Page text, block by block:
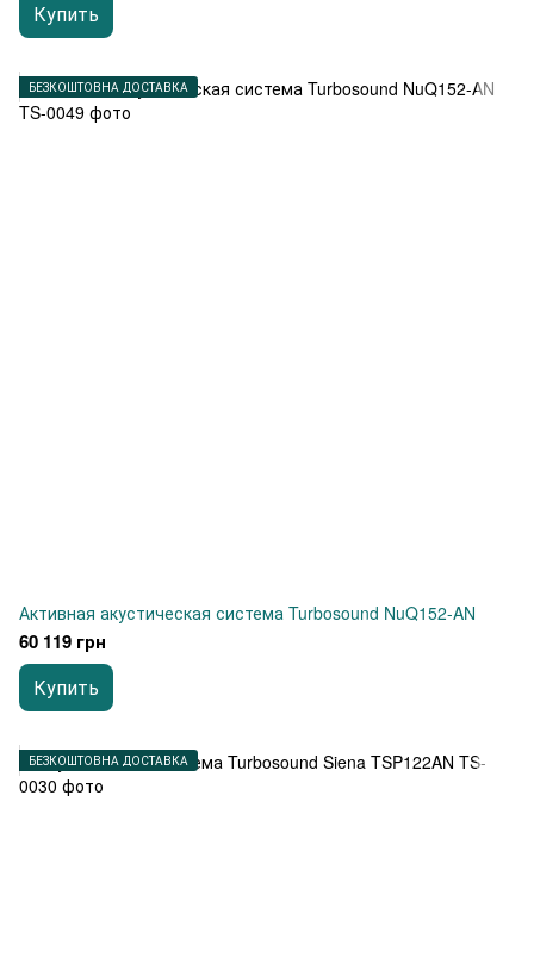
Купить
БЕЗКОШТОВНА ДОСТАВКА
Активная акустическая система Turbosound NuQ152-AN
60 119 грн
Купить
БЕЗКОШТОВНА ДОСТАВКА